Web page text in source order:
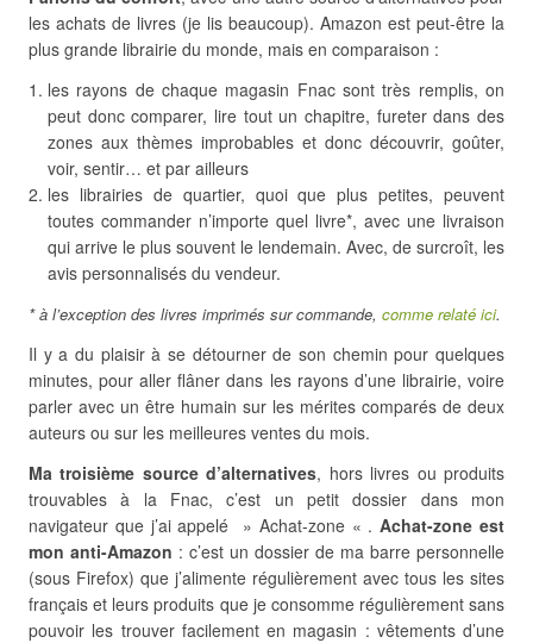
les achats de livres (je lis beaucoup). Amazon est peut-être la
plus grande librairie du monde, mais en comparaison :
les rayons de chaque magasin Fnac sont très remplis, on
peut donc comparer, lire tout un chapitre, fureter dans des
zones aux thèmes improbables et donc découvrir, goûter,
voir, sentir… et par ailleurs
les librairies de quartier, quoi que plus petites, peuvent
toutes commander n’importe quel livre*, avec une livraison
qui arrive le plus souvent le lendemain. Avec, de surcroît, les
avis personnalisés du vendeur.
* à l’exception des livres imprimés sur commande, comme relaté ici.
Il y a du plaisir à se détourner de son chemin pour quelques
minutes, pour aller flâner dans les rayons d’une librairie, voire
parler avec un être humain sur les mérites comparés de deux
auteurs ou sur les meilleures ventes du mois.
Ma troisième source d’alternatives, hors livres ou produits
trouvables à la Fnac, c’est un petit dossier dans mon
navigateur que j’ai appelé » Achat-zone « .Achat-zone est
mon anti-Amazon : c’est un dossier de ma barre personnelle
(sous Firefox) que j’alimente régulièrement avec tous les sites
français et leurs produits que je consomme régulièrement sans
pouvoir les trouver facilement en magasin : vêtements d’une